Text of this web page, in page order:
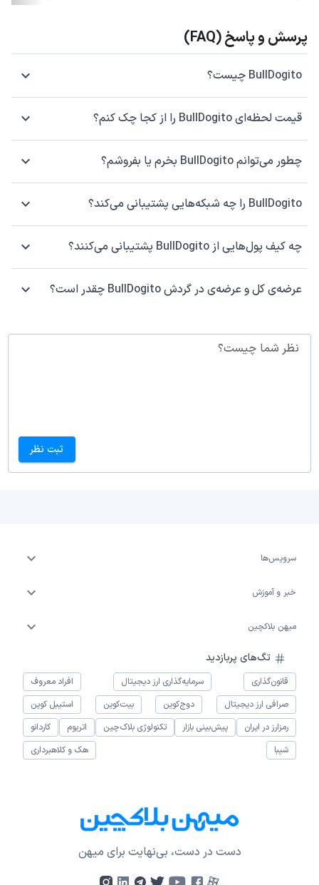
پرسش و پاسخ (FAQ)
BullDogito چیست؟
قیمت لحظه‌ای BullDogito را از کجا چک کنم؟
چطور می‌توانم BullDogito بخرم یا بفروشم؟
BullDogito را چه شبکه‌هایی پشتیبانی می‌کند؟
چه کیف پول‌هایی از BullDogito پشتیبانی می‌کنند؟
عرضه‌ی کل و عرضه‌ی در گردش BullDogito چقدر است؟
نظر شما چیست؟
ثبت نظر
سرویس‌ها
خبر و آموزش
میهن بلاکچین
تگ‌های پربازدید
قانون‌گذاری سرمایه‌گذاری ارز دیجیتال
افراد معروف
صرافی ارز دیجیتال
دوج‌کوین بیت‌کوین
استیبل کوین
رمزارز در ایران
پیش‌بینی بازار تکنولوژی بلاک‌چین اتریوم
کاردانو
شیبا
هک و کلاهبرداری
دست در دست، بی‌نهایت برای میهن